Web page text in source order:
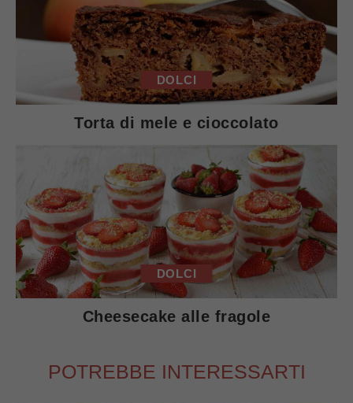
DOLCI
Torta di mele e cioccolato
DOLCI
Cheesecake alle fragole
POTREBBE INTERESSARTI